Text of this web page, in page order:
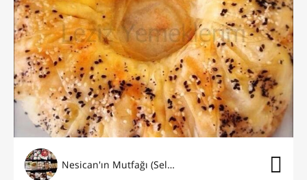
Nesican'ın Mutfağı (Selen)